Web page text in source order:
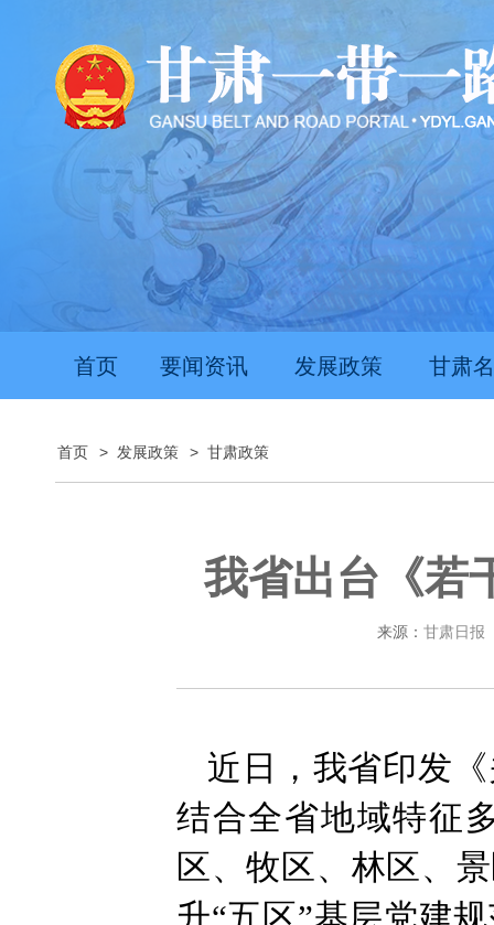
首页 要闻资讯 发展政策 甘肃
首页 > 发展政策 > 甘肃政策
我省出台《若
来源： 甘肃日报
近日，我省印发
结合全省地域特征
区、牧区、林区、
升“五区”基层党建